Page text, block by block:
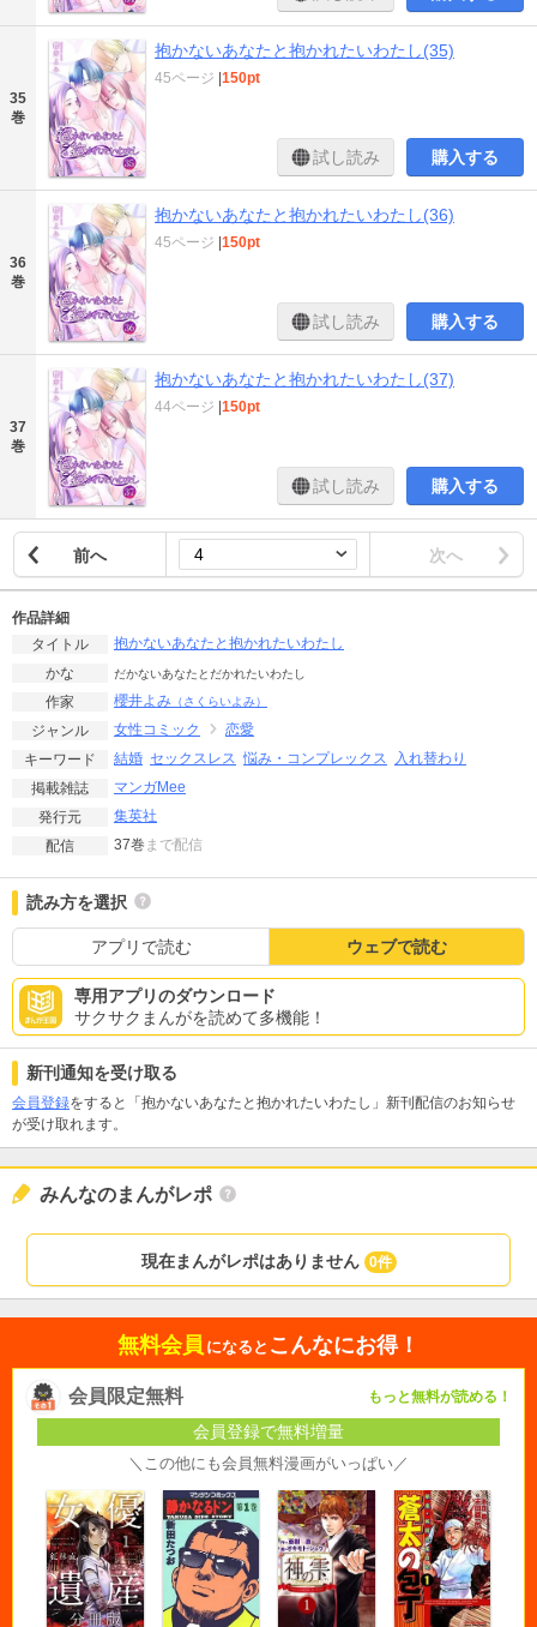
35
巻
抱かないあなたと抱かれたいわたし(35)
45ページ 150pt
試し読み 購入する
36
巻
抱かないあなたと抱かれたいわたし(36)
45ページ 150pt
試し読み 購入する
37
巻
抱かないあなたと抱かれたいわたし(37)
44ページ 150pt
試し読み 購入する
前へ 次へ
作品詳細
タイトル
抱かないあなたと抱かれたいわたし
かな
だかないあなたとだかれたいわたし
作家 櫻井よみ （さくらいよみ）
ジャンル 女性コミック
恋愛
キーワード
結婚 セックスレス 悩み・コンプレックス
入れ替わり
掲載雑誌
マンガMee
発行元
集英社
配信
37巻 まで配信
読み方を選択
アプリで読む ウェブで読む
専用アプリのダウンロード
サクサクまんがを読めて多機能！
新刊通知を受け取る
会員登録をすると「抱かないあなたと抱かれたいわたし」新刊配信のお知らせ
が受け取れます。
みんなのまんがレポ
現在まんがレポはありません 0件
無料会員 になると こんなにお得！
会員限定無料 もっと無料が読める！
会員登録で無料増量
＼この他にも会員無料漫画がいっぱい／